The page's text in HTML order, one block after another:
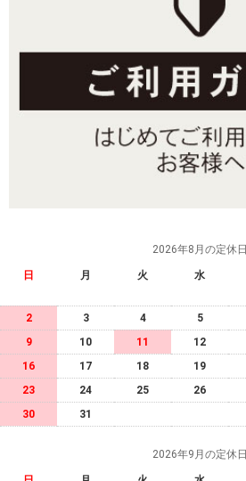
2026年8月の定休日
日 月 火 水
2
3 4 5
9
10 11 12
16
17 18 19
23
24 25 26
30
31
2026年9月の定休日